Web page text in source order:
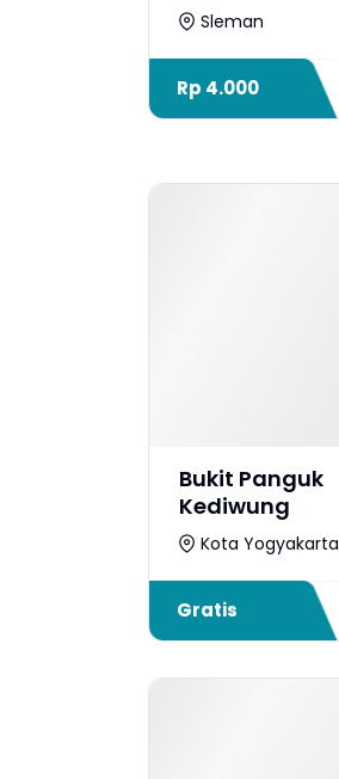
Sleman
Rp 4.000
Bukit Panguk
Kediwung
Kota Yogyakarta
Gratis